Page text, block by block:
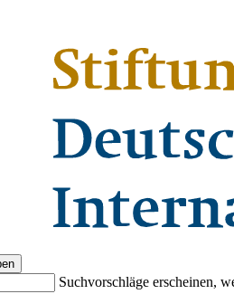
Suchvorschläge erscheinen,